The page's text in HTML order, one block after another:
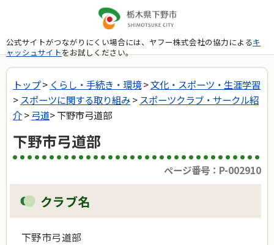
公式サイトがつながりにくい場合には、ヤフー株式会社の協力によるキ
ャッシュサイトをお試しください。
トップ> くらし・手続き・環境>文化・スポーツ・生涯学習
> スポーツに関する取り組み> スポーツクラブ・サークル紹
介> 弓道> 下野市弓道部
下野市弓道部
ページ番号：P-002910
クラブ名
下野市弓道部